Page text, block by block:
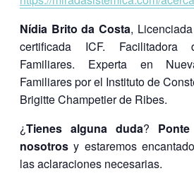
Nídia Brito da Costa,
certificada ICF. Facilitadora
Familiares. Experta en
Familiares por el Instituto de
Brigitte Champetier de Ribes.
¿Tienes alguna duda?
nosotros y estaremos
las aclaraciones necesarias.